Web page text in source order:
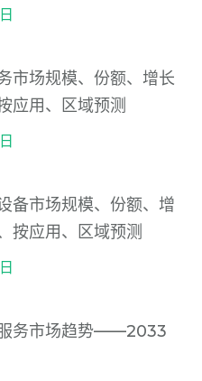
市场规模、份额、增长
应用、区域预测
备市场规模、份额、增
按应用、区域预测
务市场趋势——2033